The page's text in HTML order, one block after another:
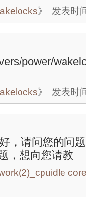
》 发表时
power/
》 发表时
，请问您的问
，想向您请教
core